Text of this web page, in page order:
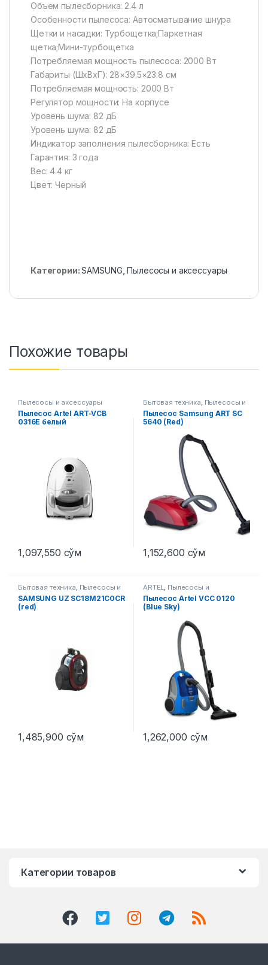
Объем пылесборника: 2.4 л
Особенности пылесоса: Автосматывание шнура
Щетки и насадки: Турбощетка;Паркетная
щетка;Мини-турбощетка
Потребляемая мощность пылесоса: 2000 Вт
Габариты (ШхВхГ): 28×39.5×23.8 cм
Потребляемая мощность: 2000 Вт
Регулятор мощности: На корпусе
Уровень шума: 82 дБ
Уровень шума: 82 дБ
Индикатор заполнения пылесборника: Есть
Гарантия: 3 года
Вес: 4.4 кг
Цвет: Черный
Категории:SAMSUNG ,Пылесосы и аксессуары
Похожие товары
Пылесосы и аксессуары
Пылесос Artel ART-VCB
0316E белый
1,097,550 сўм
Бытовая техника, Пылесосы и
аксессуары
Пылесос Samsung ART SC
5640 (Red)
1,152,600 сўм
Бытовая техника, Пылесосы и
аксессуары
SAMSUNG UZ SC18M21C0CR
(red)
1,485,900 сўм
ARTEL, Пылесосы и
аксессуары
Пылесос Artel VCC 0120
(Blue Sky)
1,262,000 сўм
Категории товаров